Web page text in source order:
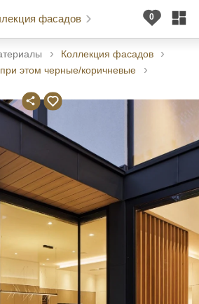
фасадов
Коллекция фасадов
этом черные/коричневые